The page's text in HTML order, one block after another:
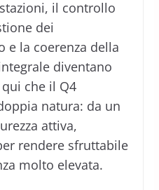
il controllo
dei
e la coerenza della
diventano
che il Q4
natura: da un
attiva,
rendere sfruttabile
molto elevata.